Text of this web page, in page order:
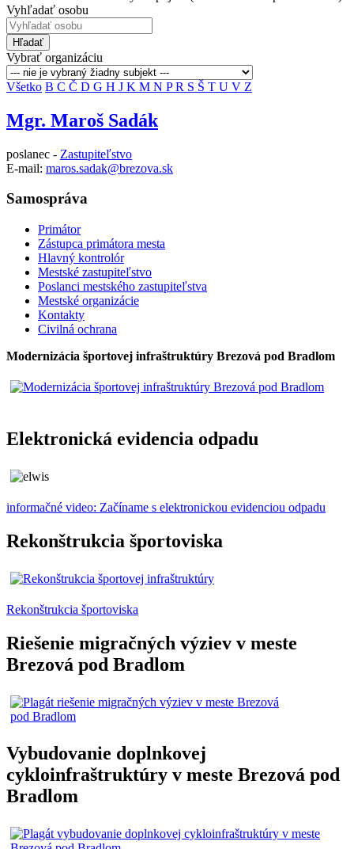
Vyhľadať osobu
Hľadať
Vybrať organizáciu
Všetko B C Č D G H J K M N PR S Š T U V Z
Mgr. Maroš Sadák
poslanec - Zastupiteľstvo
E-mail: maros.sadak@brezova.sk
Samospráva
Primátor
Zástupca primátora mesta
Hlavný kontrolór
Mestské zastupiteľstvo
Poslanci mestského zastupiteľstva
Mestské organizácie
Kontakty
Civilná ochrana
Modernizácia športovej infraštruktúry Brezová pod Bradlom
Elektronická evidencia odpadu
informačné video: Začíname s elektronickou evidenciou odpadu
Rekonštrukcia športoviska
Rekonštrukcia športoviska
Riešenie migračných výziev v meste
Brezová pod Bradlom
Vybudovanie doplnkovej
cykloinfraštruktúry v meste Brezová pod
Bradlom